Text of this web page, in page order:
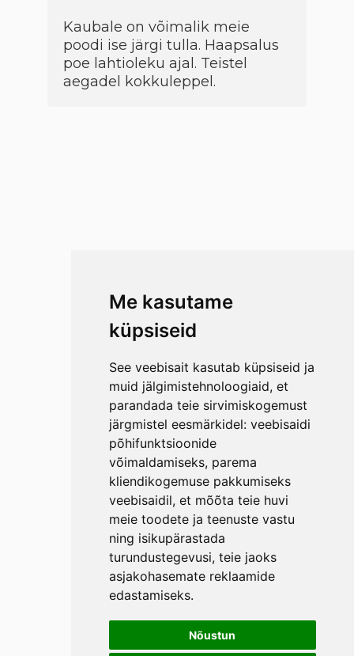
Me kasutame
küpsiseid
See veebisait kasutab küpsiseid ja
muid jälgimistehnoloogiaid, et
parandada teie sirvimiskogemust
järgmistel eesmärkidel: veebisaidi
põhifunktsioonide
võimaldamiseks, parema
kliendikogemuse pakkumiseks
veebisaidil, et mõõta teie huvi
meie toodete ja teenuste vastu
ning isikupärastada
turundustegevusi, teie jaoks
asjakohasemate reklaamide
edastamiseks.
Nõustun
Kaubale on võimalik meie
poodi ise järgi tulla. Haapsalus
poe lahtioleku ajal. Teistel
aegadel kokkuleppel.